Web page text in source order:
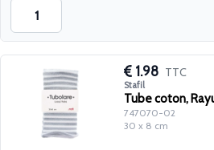
1.98 TTC
Stafil
Tube coton,
747070-02
30 x 8 cm